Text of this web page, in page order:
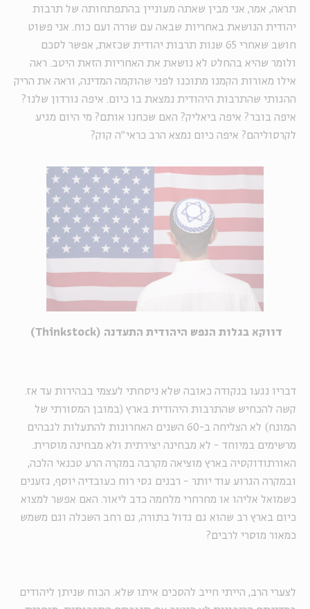
תראה, אמר, אני מבין שאתה מעוניין בהתפתחותה של תרבות
יהודית הנושאת באחריות שבאה עם שררה ועם כוח. אני פשוט
חושב שאחרי 65 שנות תרבות יהודית שכזאת, אפשר לסכם
ולומר שהיא בהחלט לא נושאת את האחריות הזאת היטב. ראה
אילו מאורות הקמנו מתוכנו לפני שהוקמה המדינה, וראה את הריק
ההגותי שהתרבות היהודית נמצאת בו כיום. איפה גורדון שלנו?
איפה בובר? איפה ביאליק? האם שכחנו אותם? מי היום מגיע
לקרסוליהם? איפה כיום נמצא הרב כראי"ה קוק?
דווקא בגלות הנפש היהודית התעדנה (Thinkstock)
דבריו נגעו בנקודה כאובה שלא ניסחתי לעצמי בבהירות עד אז.
קשה להכחיש שהתרבות היהודית בארץ (במובן המסורתי של
המונח) לא הצליחה ב-60 השנים האחרונות להתעלות לגבהים
מרשימים במיוחד - לא מבחינה יצירתית ולא מבחינה מוסרית.
האורתודוקסיה בארץ מוציאה מקרבה במקרה הרע טכנאי הלכה,
ובמקרה הגרוע עוד יותר - רבנים גסי רוח כעובדיה יוסף, גזענים
כשמואל אליהו או מחרחרי מלחמה כדב ליאור. האם אפשר למצוא
כיום בארץ רב שהוא גם גדול בתורה, גם רחב השכלה וגם משמש
כמאור מוסרי לרבים?
לצערי הרב, הייתי חייב להסכים איתו שלא. הכוח שניתן ליהודים